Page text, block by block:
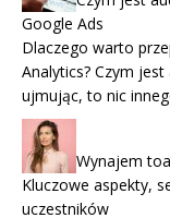
Google Ads
Dlaczego warto
Analytics? Czym
ujmując, to nic
Wynajem
Kluczowe aspekty,
uczestników